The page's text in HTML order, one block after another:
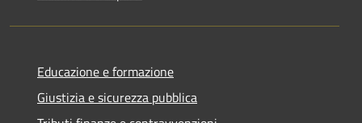
Educazione e formazione
Giustizia e sicurezza pubblica